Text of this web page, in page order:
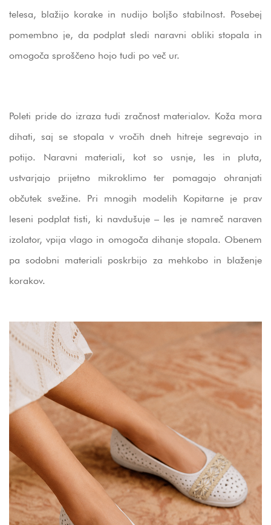
telesa, blažijo korake in nudijo boljšo stabilnost. Posebej
pomembno je, da podplat sledi naravni obliki stopala in
omogoča sproščeno hojo tudi po več ur.
Poleti pride do izraza tudi zračnost materialov. Koža mora
dihati, saj se stopala v vročih dneh hitreje segrevajo in
potijo. Naravni materiali, kot so usnje, les in pluta,
ustvarjajo prijetno mikroklimo ter pomagajo ohranjati
občutek svežine. Pri mnogih modelih Kopitarne je prav
leseni podplat tisti, ki navdušuje – les je namreč naraven
izolator, vpija vlago in omogoča dihanje stopala. Obenem
pa sodobni materiali poskrbijo za mehkobo in blaženje
korakov.